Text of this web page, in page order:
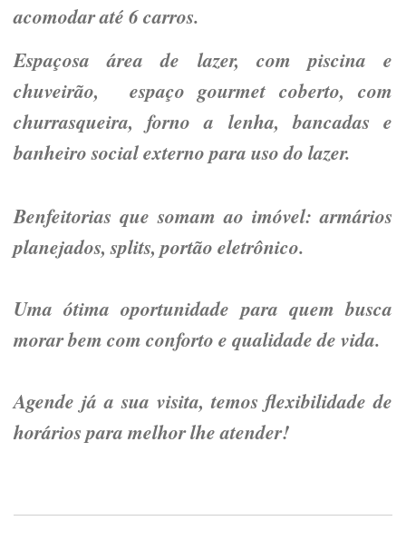
acomodar até 6 carros.
Espaçosa área de lazer, com piscina e
chuveirão, espaço gourmet coberto, com
churrasqueira, forno a lenha, bancadas e
banheiro social externo para uso do lazer.
Benfeitorias que somam ao imóvel: armários
planejados, splits, portão eletrônico.
Uma ótima oportunidade para quem busca
morar bem com conforto e qualidade de vida.
Agende já a sua visita, temos flexibilidade de
horários para melhor lhe atender!